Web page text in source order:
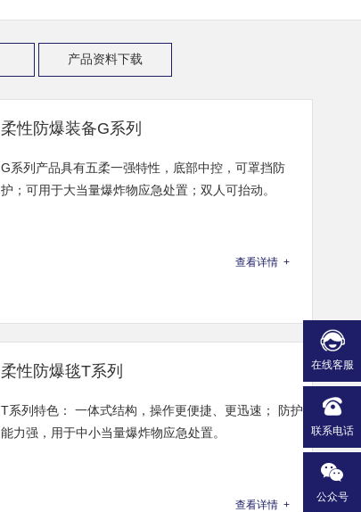
产品资料下载
柔性防爆装备G系列
G系列产品具有五柔一强特性，底部中控，可罩挡防
护；可用于大当量爆炸物应急处置；双人可抬动。
查看详情 +
柔性防爆毯T系列
T系列特色： 一体式结构，操作更便捷、更迅速； 防护
能力强，用于中小当量爆炸物应急处置。
查看详情 +
在线客服
联系电话
公众号